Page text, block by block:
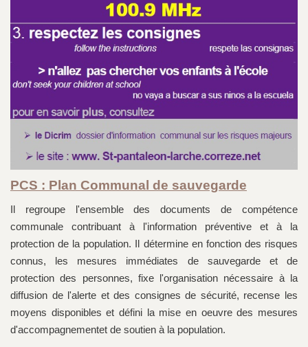
PCS : Plan Communal de sauvegarde
Il regroupe l'ensemble des documents de compétence
communale contribuant à l'information préventive et à la
protection de la population. Il détermine en fonction des risques
connus, les mesures immédiates de sauvegarde et de
protection des personnes, fixe l'organisation nécessaire à la
diffusion de l'alerte et des consignes de sécurité, recense les
moyens disponibles et défini la mise en oeuvre des mesures
d'accompagnementet de soutien à la population.